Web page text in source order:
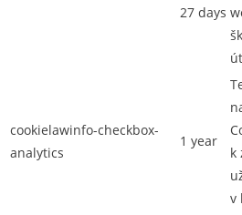
27 days
cookielawinfo-checkbox-
analytics
1 year
k
v